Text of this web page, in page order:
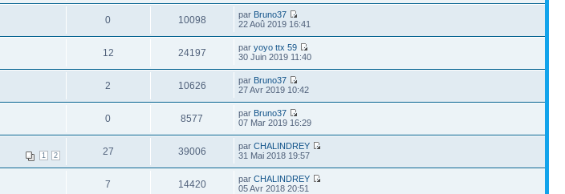
0 10098 par Bruno37
22 Aoû 2019 16:41
12 24197 paryoyo ttx 59
30 Juin 2019 11:40
2 10626 par Bruno37
27 Avr 2019 10:42
0 8577 par Bruno37
07 Mar 2019 16:29
1 2 27 39006 parCHALINDREY
31 Mai 2018 19:57
7 14420 parCHALINDREY
05 Avr 2018 20:51